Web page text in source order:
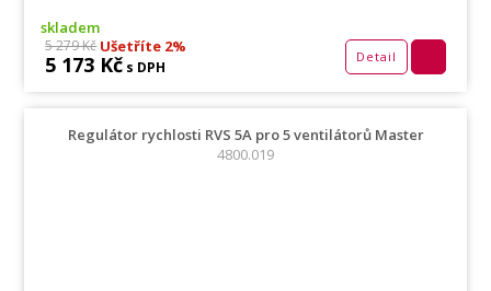
skladem
5 279 KčUšetříte 2%
5 173 Kč s DPH
Detail
Regulátor rychlosti RVS 5A pro 5 ventilátorů Master
4800.019